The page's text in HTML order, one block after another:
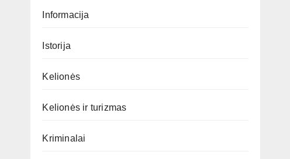
Informacija
Istorija
Kelionės
Kelionės ir turizmas
Kriminalai